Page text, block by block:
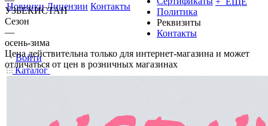
Новинки Лицензии Контакты
Политика
Реквизиты
Контакты
Войти
Каталог
УЗБЕКИСТАН
Сезон
—
осень-зима
Цена действительна только для интернет-магазина и может
отличаться от цен в розничных магазинах